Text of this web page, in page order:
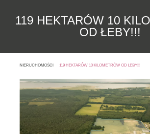
119 HEKTARÓW 10
OD ŁEBY!!!
NIERUCHOMOŚCI 119 HEKTARÓW 10 KILOMETRÓW OD ŁEBY!!!